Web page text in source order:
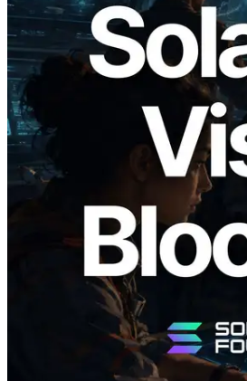
2026.05.24
Validators Solutions,
Analyzer'ı Yayınladı —
Üretim Süresi ve Görevli
Görselleştirmesi
Bu makaleyi oku
Daha fazla yükle